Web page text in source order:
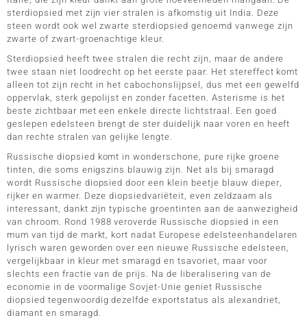
sterdiopsied met zijn vier stralen is afkomstig uit India. Deze
steen wordt ook wel zwarte sterdiopsied genoemd vanwege zijn
zwarte of zwart-groenachtige kleur.
Sterdiopsied heeft twee stralen die recht zijn, maar de andere
twee staan niet loodrecht op het eerste paar. Het stereffect komt
alleen tot zijn recht in het cabochonslijpsel, dus met een gewelfd
oppervlak, sterk gepolijst en zonder facetten. Asterisme is het
beste zichtbaar met een enkele directe lichtstraal. Een goed
geslepen edelsteen brengt de ster duidelijk naar voren en heeft
dan rechte stralen van gelijke lengte.
Russische diopsied komt in wonderschone, pure rijke groene
tinten, die soms enigszins blauwig zijn. Net als bij smaragd
wordt Russische diopsied door een klein beetje blauw dieper,
rijker en warmer. Deze diopsiedvariëteit, even zeldzaam als
interessant, dankt zijn typische groentinten aan de aanwezigheid
van chroom. Rond 1988 veroverde Russische diopsied in een
mum van tijd de markt, kort nadat Europese edelsteenhandelaren
lyrisch waren geworden over een nieuwe Russische edelsteen,
vergelijkbaar in kleur met smaragd en tsavoriet, maar voor
slechts een fractie van de prijs. Na de liberalisering van de
economie in de voormalige Sovjet-Unie geniet Russische
diopsied tegenwoordig dezelfde exportstatus als alexandriet,
diamant en smaragd.